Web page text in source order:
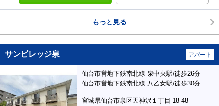
もっと見る
サンビレッジ泉 アパート
仙台市営地下鉄南北線 泉中央駅/徒歩26分
仙台市営地下鉄南北線 八乙女駅/徒歩30分
宮城県仙台市泉区天神沢１丁目 18-48